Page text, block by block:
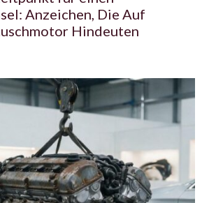
Anzeichen, Die Auf
Hindeuten